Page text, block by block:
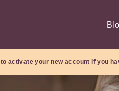
to activate your new account if you